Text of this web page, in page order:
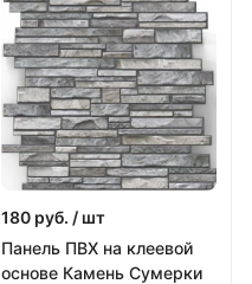
180 руб. / шт
Панель ПВХ на клеевой
основе Камень Сумерки